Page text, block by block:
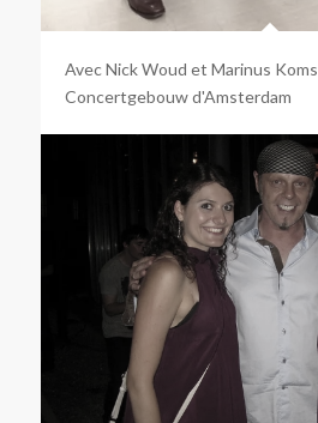
Avec Nick Woud et Marinus
Concertgebouw d'Amsterdam